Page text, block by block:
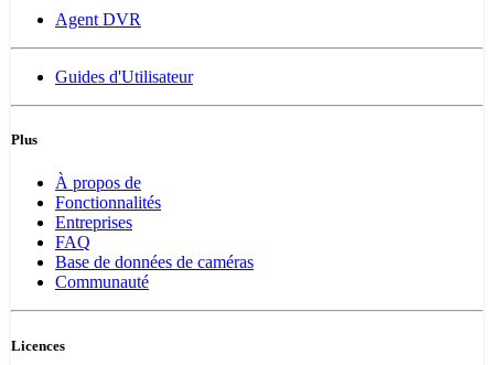
Agent DVR
Guides d'Utilisateur
Plus
À propos de
Fonctionnalités
Entreprises
FAQ
Base de données de caméras
Communauté
Licences